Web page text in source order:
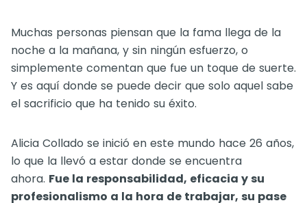
Muchas personas piensan que la fama llega de la
noche a la mañana, y sin ningún esfuerzo, o
simplemente comentan que fue un toque de suerte.
Y es aquí donde se puede decir que solo aquel sabe
el sacrificio que ha tenido su éxito.
Alicia Collado se inició en este mundo hace 26 años,
lo que la llevó a estar donde se encuentra
ahora. Fue la responsabilidad, eficacia y su
profesionalismo a la hora de trabajar, su pase